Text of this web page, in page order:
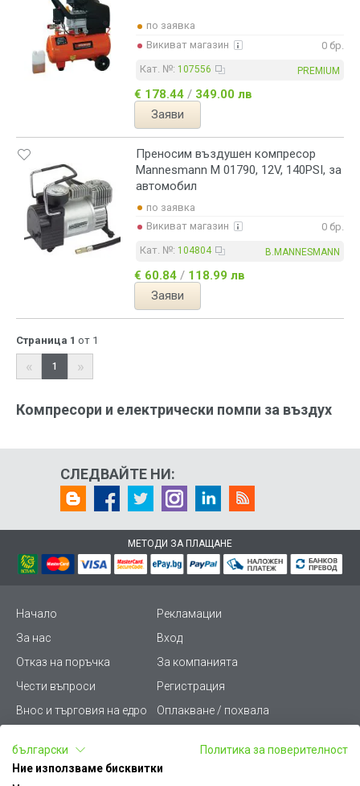
по заявка
Викиват магазин
0 бр.
Кат. №: 107556 PREMIUM
€ 178.44 / 349.00 лв
Заяви
Преносим въздушен компресор
Mannesmann M 01790, 12V, 140PSI, за
автомобил
по заявка
Викиват магазин
0 бр.
Кат. №: 104804 B.MANNESMANN
€ 60.84 / 118.99 лв
Заяви
Страница 1 от 1
« 1 »
Компресори и електрически помпи за въздух
СЛЕДВАЙТЕ НИ:
МЕТОДИ ЗА ПЛАЩАНЕ
Начало
Рекламации
За нас
Вход
Отказ на поръчка
За компанията
Чести въпроси
Регистрация
Внос и търговия на едро
Оплакване / похвала
Условия за ползване
Стани дистрибутор
български
Политика за поверителност
Ние използваме бисквитки